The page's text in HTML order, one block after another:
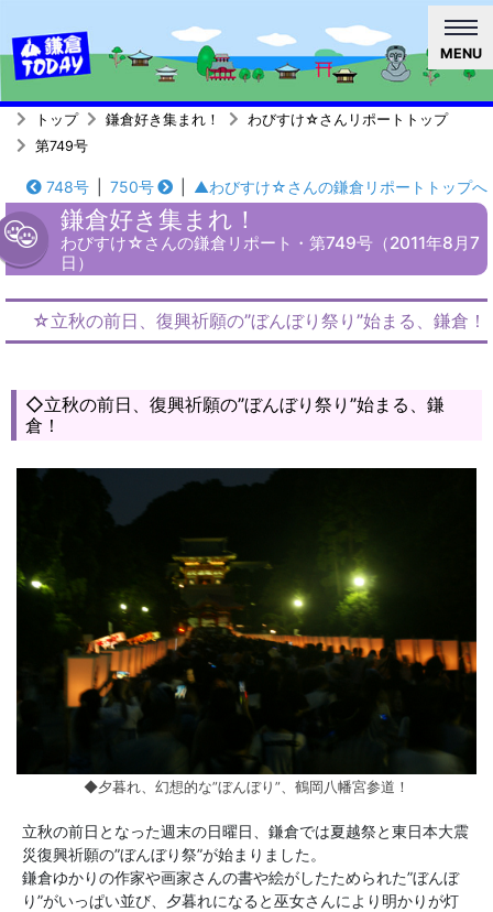
MENU
トップ 鎌倉好き集まれ！
わびすけ☆さんリポートトップ
第749号
748号 750号 ▲わびすけ☆さんの鎌倉リポートトップへ
鎌倉好き集まれ！
わびすけ☆さんの鎌倉リポート・第749号（2011年8月7
日）
☆立秋の前日、復興祈願の”ぼんぼり祭り”始まる、鎌倉！
◇立秋の前日、復興祈願の”ぼんぼり祭り”始まる、鎌
倉！
◆夕暮れ、幻想的な”ぼんぼり”、鶴岡八幡宮参道！
立秋の前日となった週末の日曜日、鎌倉では夏越祭と東日本大震
災復興祈願の”ぼんぼり祭”が始まりました。
鎌倉ゆかりの作家や画家さんの書や絵がしたためられた”ぼんぼ
り”がいっぱい並び、夕暮れになると巫女さんにより明かりが灯